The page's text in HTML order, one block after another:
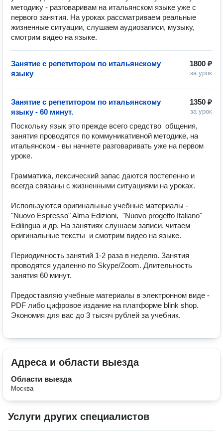
методику - разговаривам на итальянском языке уже с
первого занятия. На уроках рассматриваем реальные
жизненные ситуации, слушаем аудиозаписи, музыку,
смотрим видео на языке.
1800 ₽
за урок
Занятие с репетитором по итальянскому
языку
1350 ₽
за урок
Занятие с репетитором по итальянскому
языку - 60 минут.
Поскольку язык это прежде всего средство  общения,
занятия проводятся по коммуникативной методике, на
итальянском - вы начнете разговаривать уже на первом
уроке.
Грамматика, лексический запас даются постепенно и
всегда связаны с жизненными ситуациями на уроках.
Используются оригинальные учебные материалы -
"Nuovo Espresso" Alma Edizioni,  "Nuovo progetto Italiano"
Edilingua и др. На занятиях слушаем записи, читаем
оригинальные тексты  и смотрим видео на языке.
Периодичность занятий 1-2 раза в неделю. Занятия
проводятся удаленно по Skype/Zoom. Длительность
занятия 60 минут.
Предоставляю учебные материалы в электронном виде -
PDF либо цифровое издание на платформе blink shop.
Экономия для вас до 3 тысяч рублей за учебник.
Адреса и области выезда
Области выезда
Москва
Услуги других специалистов